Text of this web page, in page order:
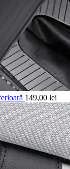
149,00 lei